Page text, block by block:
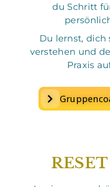
du Schritt
Du lernst, dich
verstehen und
Praxis